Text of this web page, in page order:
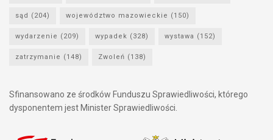
sąd (204) województwo mazowieckie (150)
wydarzenie (209) wypadek (328) wystawa (152)
zatrzymanie (148) Zwoleń (138)
Sfinansowano ze środków Funduszu Sprawiedliwości, którego
dysponentem jest Minister Sprawiedliwości.